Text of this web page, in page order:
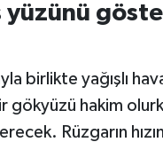
yüzünü
birlikte yağışlı
gökyüzü hakim
Rüzgarın